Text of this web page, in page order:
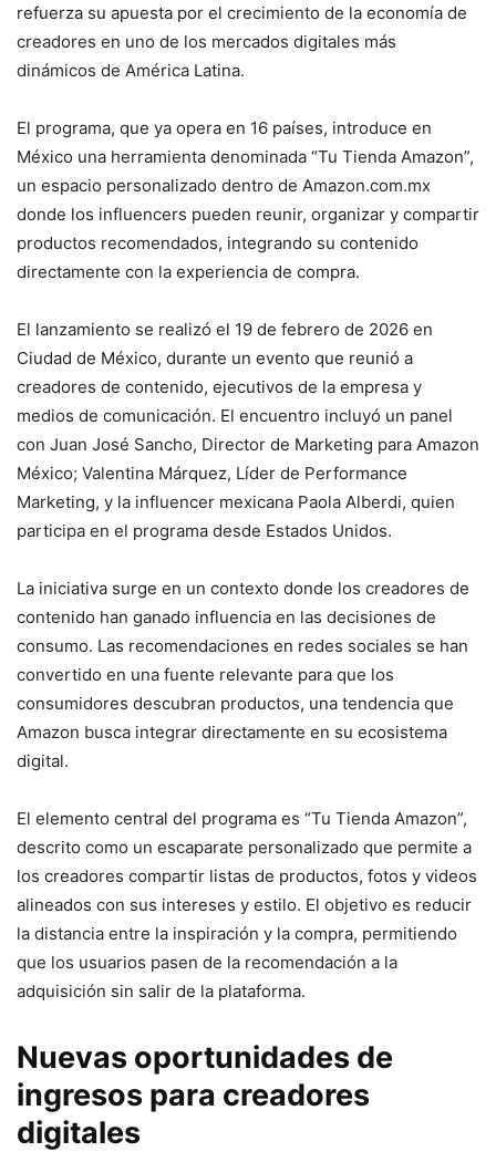
refuerza su apuesta por el crecimiento de la economía de
creadores en uno de los mercados digitales más
dinámicos de América Latina.
El programa, que ya opera en 16 países, introduce en
México una herramienta denominada “Tu Tienda Amazon”,
un espacio personalizado dentro de Amazon.com.mx
donde los influencers pueden reunir, organizar y compartir
productos recomendados, integrando su contenido
directamente con la experiencia de compra.
El lanzamiento se realizó el 19 de febrero de 2026 en
Ciudad de México, durante un evento que reunió a
creadores de contenido, ejecutivos de la empresa y
medios de comunicación. El encuentro incluyó un panel
con Juan José Sancho, Director de Marketing para Amazon
México; Valentina Márquez, Líder de Performance
Marketing, y la influencer mexicana Paola Alberdi, quien
participa en el programa desde Estados Unidos.
La iniciativa surge en un contexto donde los creadores de
contenido han ganado influencia en las decisiones de
consumo. Las recomendaciones en redes sociales se han
convertido en una fuente relevante para que los
consumidores descubran productos, una tendencia que
Amazon busca integrar directamente en su ecosistema
digital.
El elemento central del programa es “Tu Tienda Amazon”,
descrito como un escaparate personalizado que permite a
los creadores compartir listas de productos, fotos y videos
alineados con sus intereses y estilo. El objetivo es reducir
la distancia entre la inspiración y la compra, permitiendo
que los usuarios pasen de la recomendación a la
adquisición sin salir de la plataforma.
Nuevas oportunidades de
ingresos para creadores
digitales